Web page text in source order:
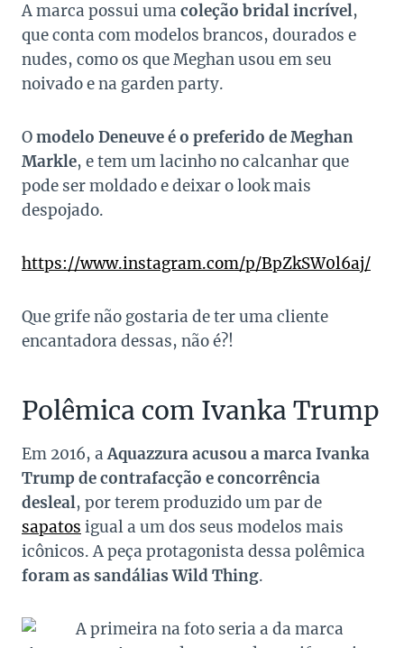
A marca possui uma coleção bridal incrível,
que conta com modelos brancos, dourados e
nudes, como os que Meghan usou em seu
noivado e na garden party.
Omodelo Deneuve é o preferido de Meghan
Markle, e tem um lacinho no calcanhar que
pode ser moldado e deixar o look mais
despojado.
https://www.instagram.com/p/BpZkSW0l6aj/
Que grife não gostaria de ter uma cliente
encantadora dessas, não é?!
Polêmica com Ivanka Trump
Em 2016, aAquazzura acusou a marca Ivanka
Trump de contrafacção e concorrência
desleal, por terem produzido um par de
sapatos igual a um dos seus modelos mais
icônicos. A peça protagonista dessa polêmica
foram as sandálias Wild Thing.